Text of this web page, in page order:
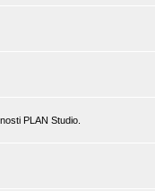
PLAN Studio.